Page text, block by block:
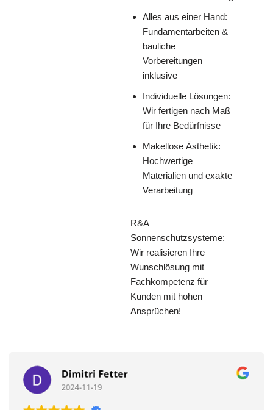
Alles aus einer Hand:
Fundamentarbeiten &
bauliche
Vorbereitungen
inklusive
Individuelle Lösungen:
Wir fertigen nach Maß
für Ihre Bedürfnisse
Makellose Ästhetik:
Hochwertige
Materialien und exakte
Verarbeitung
R&A
Sonnenschutzsysteme:
Wir realisieren Ihre
Wunschlösung mit
Fachkompetenz für
Kunden mit hohen
Ansprüchen!